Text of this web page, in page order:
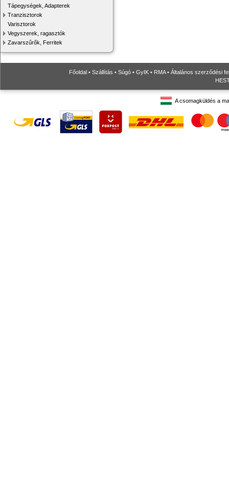
Tápegységek, Adapterek
Tranzisztorok
Varisztorok
Vegyszerek, ragasztók
Zavarszűrők, Ferritek
Főoldal • Szállítás • Súgó • GyIK • RMA• Általános szerződési
A csomagküldés a